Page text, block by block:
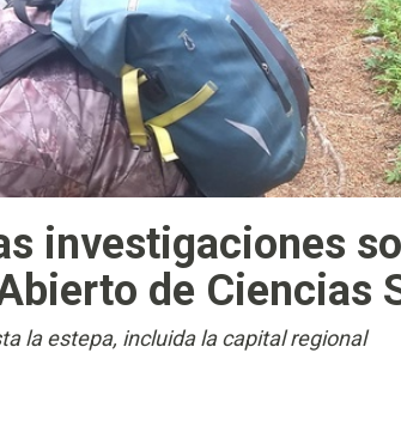
investigaciones
de Ciencias
la estepa, incluida la capital regional